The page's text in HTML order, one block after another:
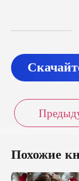
т
Похожие